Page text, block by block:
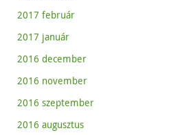
2017 február
2017 január
2016 december
2016 november
2016 szeptember
2016 augusztus